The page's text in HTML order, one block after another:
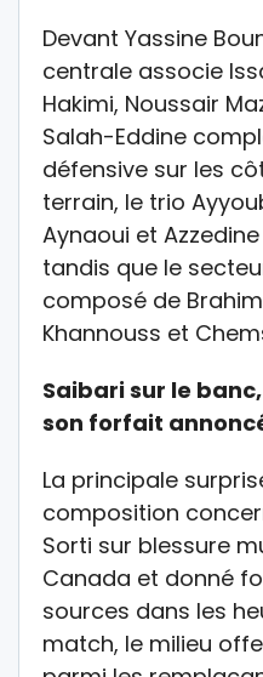
Devant Yassine
centrale associe
Hakimi, Noussair
Salah-Eddine
défensive sur les
terrain, le trio
Aynaoui et
tandis que le
composé de Brahim
Khannouss et
Saibari sur le
son forfait
La principale
composition
Sorti sur blessure
Canada et donné
sources dans les
match, le milieu